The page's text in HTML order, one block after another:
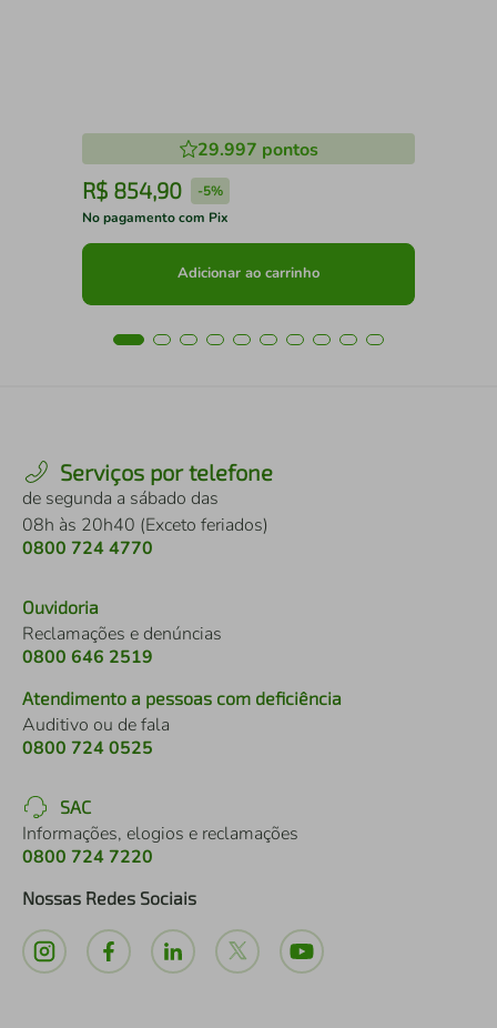
29.997 pontos
R$ 854,90 -5%
No pagamento com Pix
Adicionar ao carrinho
Serviços por telefone
de segunda a sábado das
08h às 20h40 (Exceto feriados)
0800 724 4770
Ouvidoria
Reclamações e denúncias
0800 646 2519
Atendimento a pessoas com deficiência
Auditivo ou de fala
0800 724 0525
SAC
Informações, elogios e reclamações
0800 724 7220
Nossas Redes Sociais